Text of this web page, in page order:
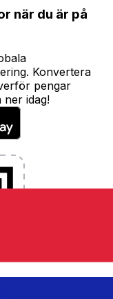
när du är på
Konvertera
pengar
ner idag!